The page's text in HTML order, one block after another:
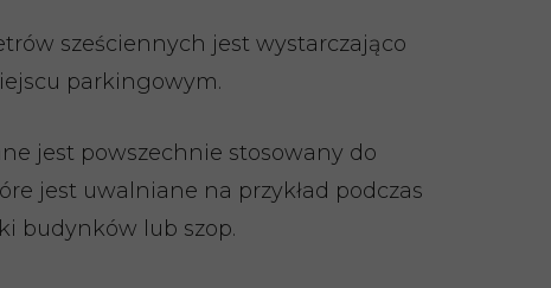
sześciennych jest wystarczająco
parkingowym.
jest powszechnie stosowany do
jest uwalniane na przykład podczas
budynków lub szop.